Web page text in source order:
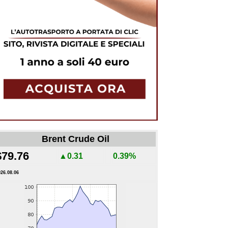
Brent Crude Oil
▲0.31 0.39%